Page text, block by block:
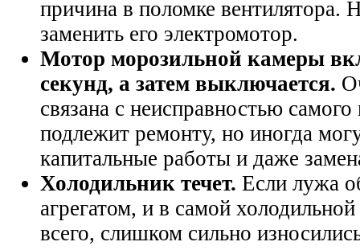
причина в поломке вентилятора.
заменить его электромотор.
Мотор морозильной камеры
секунд, а затем выключается.
связана с неисправностью
подлежит ремонту, но иногда
капитальные работы и даже
Холодильник течет. Если лужа
агрегатом, и в самой
всего, слишком сильно